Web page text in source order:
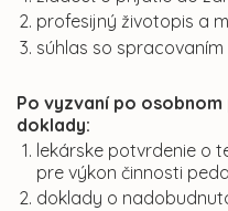
profesijný životopis a
súhlas so
Po vyzvaní po
doklady:
lekárske potvrdenie o
pre výkon činnosti
doklady o